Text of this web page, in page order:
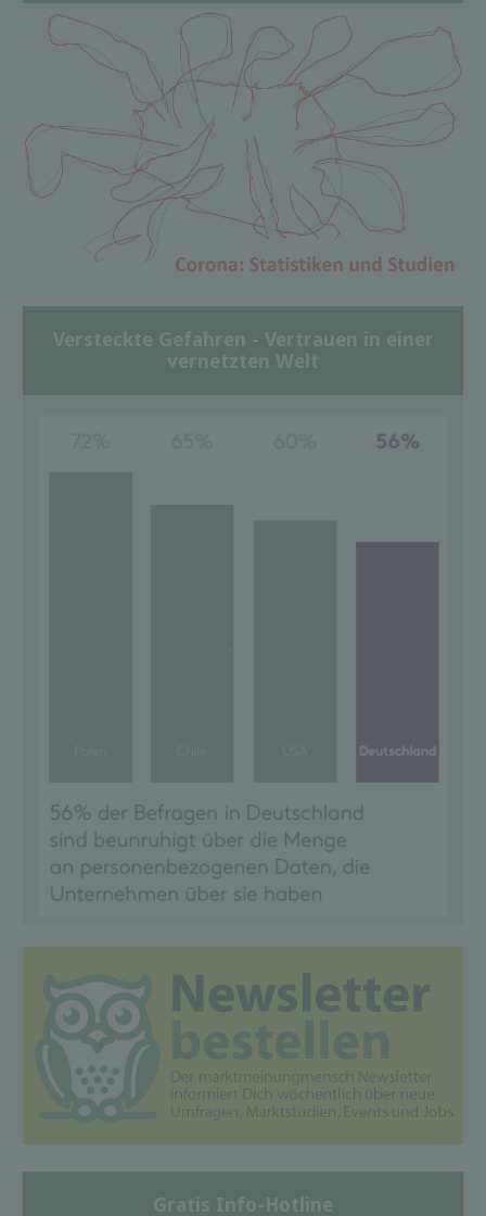
Versteckte Gefahren - Vertrauen in einer
vernetzten Welt
Gratis Info-Hotline